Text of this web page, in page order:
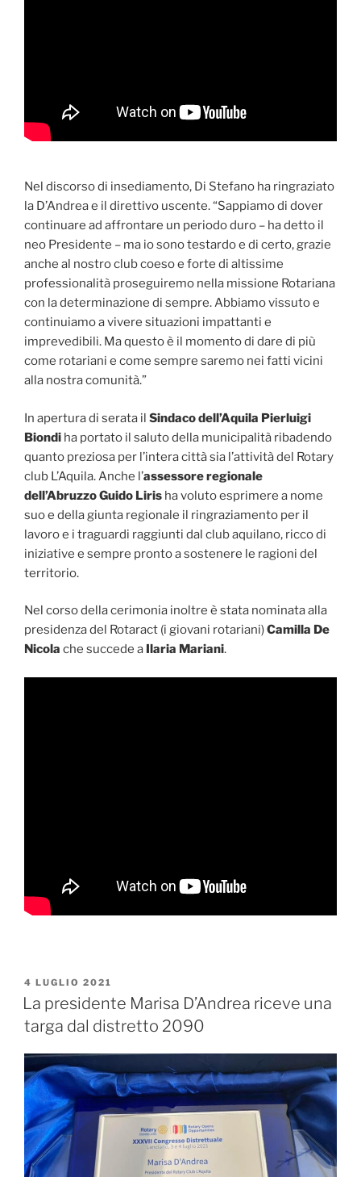
Nel discorso di insediamento, Di Stefano ha ringraziato
la D’Andrea e il direttivo uscente. “Sappiamo di dover
continuare ad affrontare un periodo duro – ha detto il
neo Presidente – ma io sono testardo e di certo, grazie
anche al nostro club coeso e forte di altissime
professionalità proseguiremo nella missione Rotariana
con la determinazione di sempre. Abbiamo vissuto e
continuiamo a vivere situazioni impattanti e
imprevedibili. Ma questo è il momento di dare di più
come rotariani e come sempre saremo nei fatti vicini
alla nostra comunità.”
In apertura di serata il Sindaco dell’Aquila Pierluigi
Biondi ha portato il saluto della municipalità ribadendo
quanto preziosa per l’intera città sia l’attività del Rotary
club L’Aquila. Anche l’assessore regionale
dell’Abruzzo Guido Liris ha voluto esprimere a nome
suo e della giunta regionale il ringraziamento per il
lavoro e i traguardi raggiunti dal club aquilano, ricco di
iniziative e sempre pronto a sostenere le ragioni del
territorio.
Nel corso della cerimonia inoltre è stata nominata alla
presidenza del Rotaract (i giovani rotariani)Camilla De
Nicola che succede a Ilaria Mariani.
PUBBLICATO
IL
4 LUGLIO 2021
La presidente Marisa D’Andrea riceve una
targa dal distretto 2090